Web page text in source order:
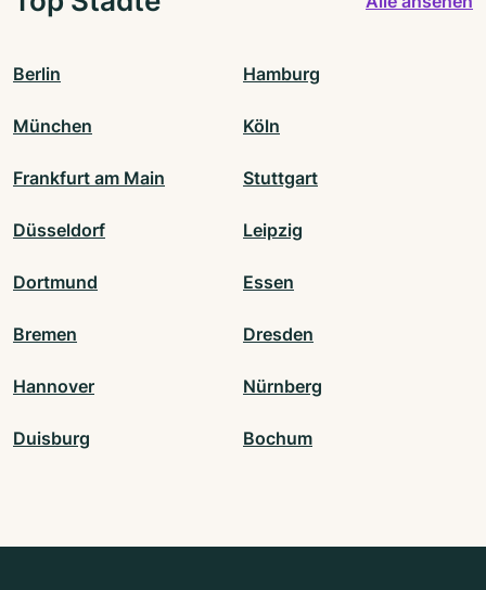
Berlin Hamburg
München Köln
Frankfurt am Main Stuttgart
Düsseldorf Leipzig
Dortmund Essen
Bremen Dresden
Hannover Nürnberg
Duisburg Bochum